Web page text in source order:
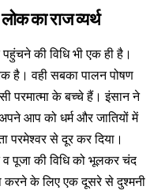
का राज व्यर्थ
की विधि भी एक ही है।
है। वही सबका पालन पोषण
परमात्मा के बच्चे हैं। इंसान ने
अपने आप को धर्म और जातियों में
परमेश्वर से दूर कर दिया।
व पूजा की विधि को भूलकर चंद
करने के लिए एक दूसरे से दुश्मनी